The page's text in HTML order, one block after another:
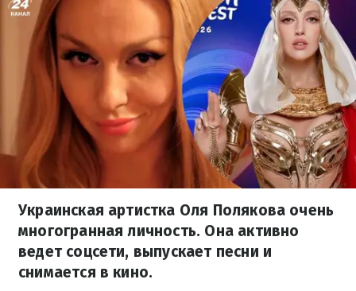
Украинская артистка Оля Полякова очень
многогранная личность. Она активно
ведет соцсети, выпускает песни и
снимается в кино.